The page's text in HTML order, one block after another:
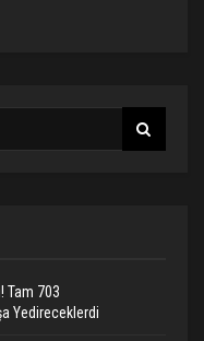
Tam 703
Yedireceklerdi